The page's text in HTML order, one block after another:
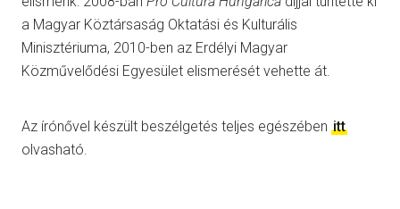
a Magyar Köztársaság Oktatási és Kulturális
Minisztériuma, 2010-ben az Erdélyi Magyar
Közművelődési Egyesület elismerését vehette át.
Az írónővel készült beszélgetés teljes egészében itt
olvasható.